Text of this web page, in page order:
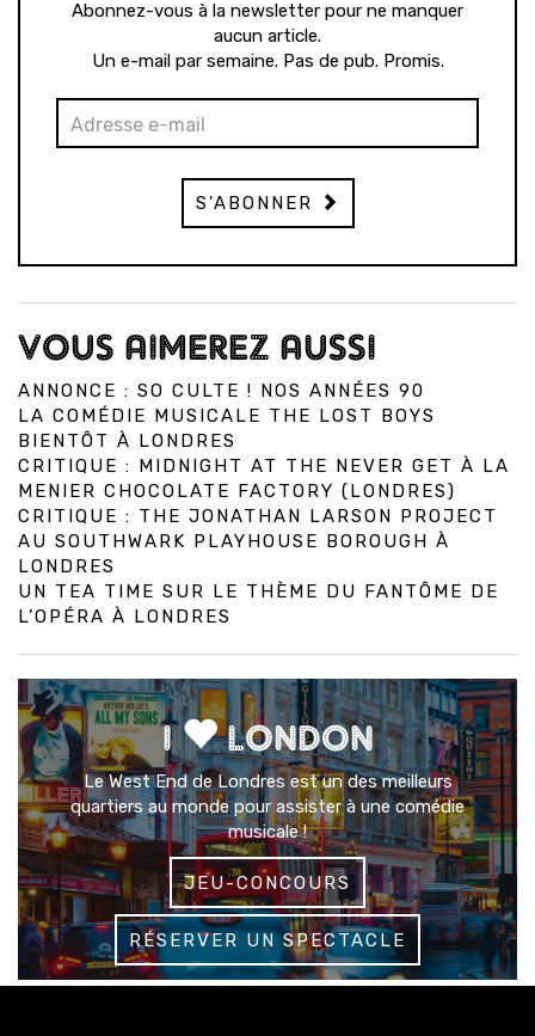
Abonnez-vous à la newsletter pour ne manquer
aucun article.
Un e-mail par semaine. Pas de pub. Promis.
S'ABONNER
VOUS AIMEREZ AUSSI
ANNONCE : SO CULTE ! NOS ANNÉES 90
LA COMÉDIE MUSICALE THE LOST BOYS
BIENTÔT À LONDRES
CRITIQUE : MIDNIGHT AT THE NEVER GET À LA
MENIER CHOCOLATE FACTORY (LONDRES)
CRITIQUE : THE JONATHAN LARSON PROJECT
AU SOUTHWARK PLAYHOUSE BOROUGH À
LONDRES
UN TEA TIME SUR LE THÈME DU FANTÔME DE
L’OPÉRA À LONDRES
I LONDON
Le West End de Londres est un des meilleurs
quartiers au monde pour assister à une comédie
musicale !
JEU-CONCOURS
RÉSERVER UN SPECTACLE